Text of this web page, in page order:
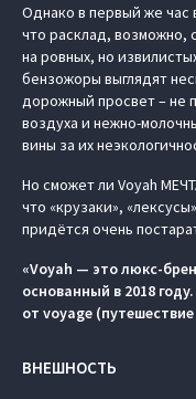
Однако в первый же час
что расклад, возможно,
на ровных, но
бензожоры выглядят
дорожный просвет – не
воздуха и нежно-
вины за их
Но сможет ли Voyah
что «крузаки»,
придётся очень
«Voyah — это люкс-
основанный в 2018
от voyage
ВНЕШНОСТЬ